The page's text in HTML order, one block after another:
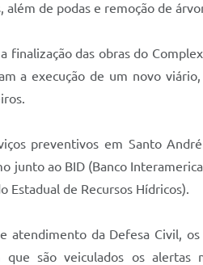
de podas e remoção de
das obras do
a execução de um novo
preventivos em Santo
ao BID (Banco
Estadual de Recursos Hídricos).
atendimento da Defesa Civil,
são veiculados os